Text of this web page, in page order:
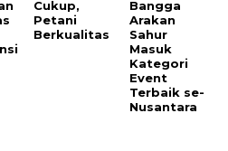
Cukup,
Petani
Berkualitas
Bangga
Arakan
Sahur
Masuk
Kategori
Event
Terbaik se-
Nusantara